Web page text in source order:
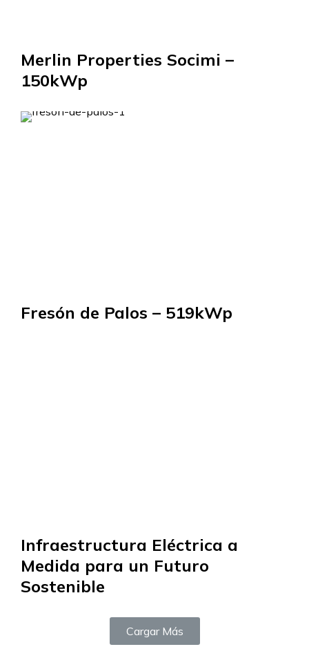
Merlin Properties Socimi –
150kWp
Fresón de Palos – 519kWp
Infraestructura Eléctrica a
Medida para un Futuro
Sostenible
Cargar Más